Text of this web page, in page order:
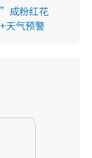
成粉红花
天气预警